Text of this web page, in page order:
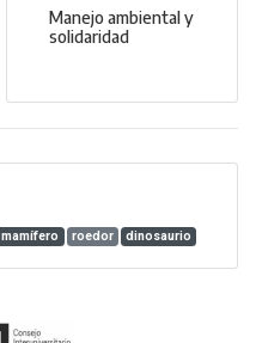
Manejo ambiental y
solidaridad
mamífero roedor dinosaurio